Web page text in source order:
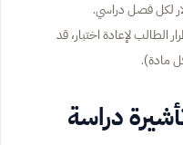
الطالب لإعادة اختبار، قد
دراسة